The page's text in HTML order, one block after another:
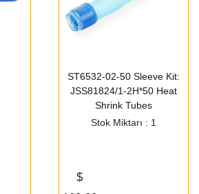
ST6532-02-50 Sleeve Kit:
JSS81824/1-2H*50 Heat
Shrink Tubes
Stok Miktarı : 1
$